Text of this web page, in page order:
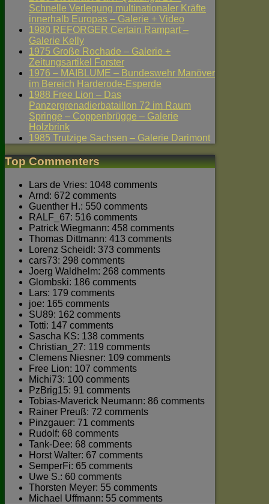
Schnelle Verlegung multinationaler Kräfte
innerhalb Europas – Galerie + Video
1980 REFORGER Certain Rampart –
Galerie Kelly
1975 Große Rochade – Galerie +
Zeitungsartikel Forster
1976 – MAIBLUME – Bundeswehr Manöver
im Bereich Harderode-Esperde
1988 Free Lion – Das
Panzergrenadierbataillon 72 im Raum
Springe – Coppenbrügge – Galerie
Holzbrink
1985 Trutzige Sachsen – Galerie Darimont
Top Commenters
Lars de Vries: 1048 comments
Arnd: 672 comments
Guenther H.: 550 comments
RALF_67: 516 comments
Patrick Wiegmann: 458 comments
Thomas Dittmann: 413 comments
Lorenz Scheidl: 373 comments
cars73: 298 comments
Joerg Waldhelm: 268 comments
Glombski: 186 comments
Lars: 179 comments
joe: 165 comments
SU89: 162 comments
Totti: 147 comments
Sascha KS: 138 comments
Christian_27: 119 comments
Clemens Niesner: 109 comments
Free Lion: 107 comments
Michi73: 100 comments
PzBrig15: 91 comments
Tobias-Maverick Neumann: 86 comments
Rainer Preuß: 72 comments
Pinzgauer: 71 comments
Rudolf: 68 comments
Tank-Dee: 68 comments
Horst Walter: 67 comments
SemperFi: 65 comments
Uwe S.: 60 comments
Thorsten Meyer: 55 comments
Michael Uffmann: 55 comments